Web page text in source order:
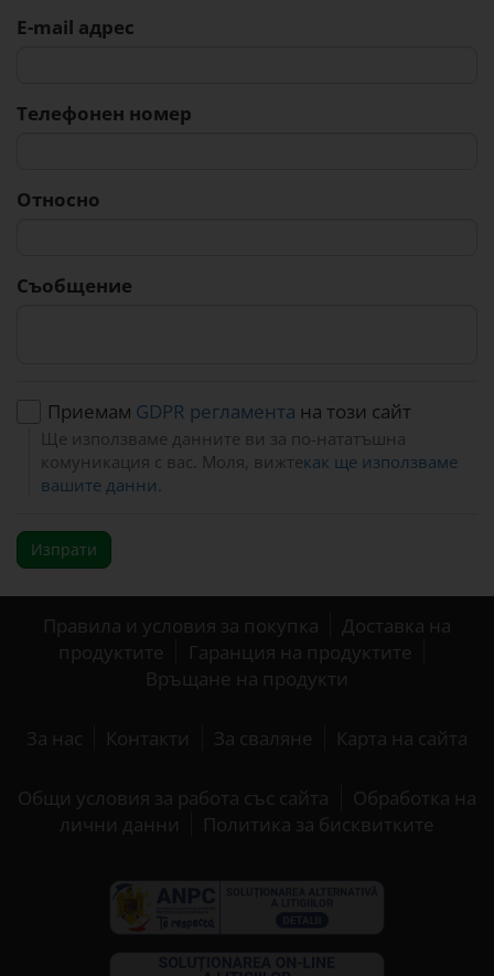
E-mail адрес
Телефонен номер
Относно
Съобщение
Приемам GDPR регламента на този сайт
Ще използваме данните ви за по-нататъшна
комуникация с вас. Моля, вижтекак ще използваме
вашите данни
Изпрати
Правила и условия за покупка
Доставка на
продуктите
Гаранция на продуктите
Връщане на продукти
За нас Контакти За сваляне Карта на сайта
Общи условия за работа със сайта
Обработка на
лични данни
Политика за бисквитките